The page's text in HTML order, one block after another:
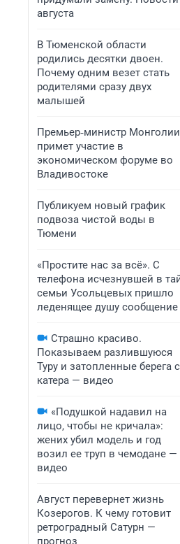
августа
В Тюменской области
родились десятки двоен.
Почему одним везет стать
родителями сразу двух
малышей
Премьер‑министр Монголии
примет участие в
экономическом форуме во
Владивостоке
Публикуем новый график
подвоза чистой воды в
Тюмени
«Простите нас за всё». С
телефона исчезнувшей в
семьи Усольцевых пришло
леденящее душу сообщение
Страшно красиво.
Показываем разлившуюся
Туру и затопленные берега с
катера — видео
«Подушкой надавил на
лицо, чтобы не кричала»:
жених убил модель и год
возил ее труп в чемодане —
видео
Август перевернет жизнь
Козерогов. К чему готовит
ретроградный Сатурн —
прогноз